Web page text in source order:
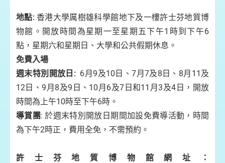
地點: 香港大學厲樹雄科學館地下及一樓許士芬地質博
物館。開放時間為星期一至星期五下午1時到下午6
點，星期六和星期日、大學和公共假期休息。
免費入場
週末特別開放日 : 6月9及10日、7月7及8日、8月11及
12日、9月8及9日、10月6及7日和11月3及4日，開放
時間為上午10時至下午6時。
導賞團: 於週末特別開放日期間加設免費導活動，時間
為下午2時正，費用全免，不需預約。
許士芬地質博物館網址：